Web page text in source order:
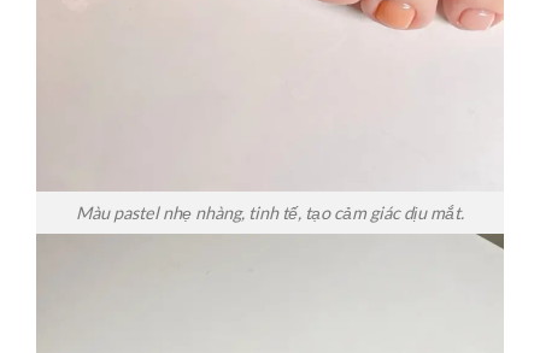
Màu pastel nhẹ nhàng, tinh tế, tạo cảm giác dịu mắt.